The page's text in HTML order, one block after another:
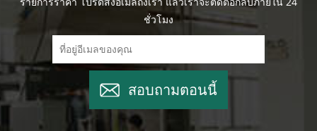
ชั่วโมง
สอบถามตอนนี้